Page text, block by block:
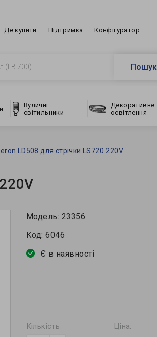
Де купити Підтримка Конфігуратор
Пошук
Вуличні
світильники
Декоративне
освітлення
LD508 для стрічки LS720 220V
Модель: 23356
Код: 6046
Є в наявності
Кількість Ціна: